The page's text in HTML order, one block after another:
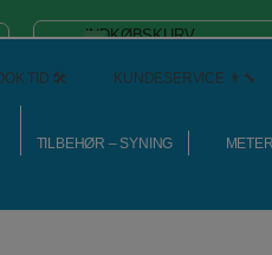
TID 🛠️ KUNDESERVICE 👨‍🔧
INDKØBSKURV
TILBEHØR – SYNING